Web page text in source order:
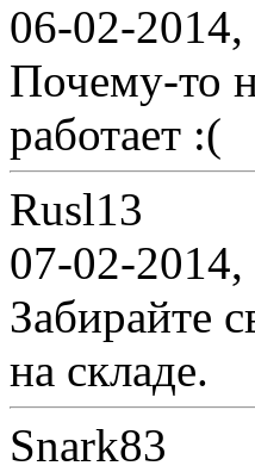
06-02-2014,
Почему-то
работает :(
Rusl13
07-02-2014,
Забирайте
на складе.
Snark83